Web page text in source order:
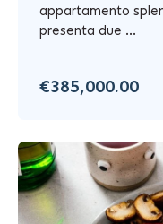
appartamento
presenta due ...
€385,000.00